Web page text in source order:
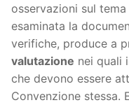
osservazioni sul tema
esaminata la
verifiche, produce a
valutazione nei quali
che devono essere
Convenzione stessa.